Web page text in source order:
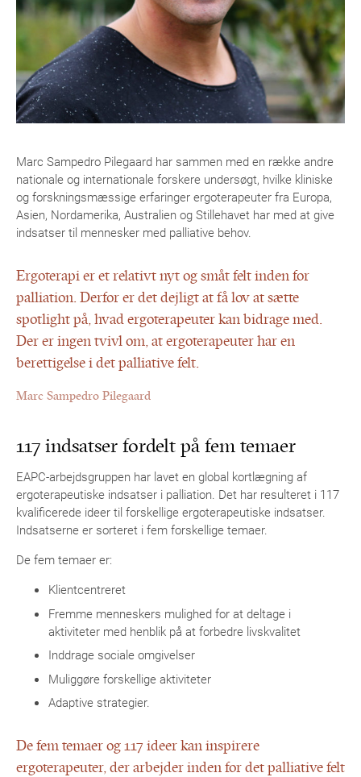
Marc Sampedro Pilegaard har sammen med en række andre
nationale og internationale forskere undersøgt, hvilke kliniske
og forskningsmæssige erfaringer ergoterapeuter fra Europa,
Asien, Nordamerika, Australien og Stillehavet har med at give
indsatser til mennesker med palliative behov.
Ergoterapi er et relativt nyt og småt felt inden for
palliation. Derfor er det dejligt at få lov at sætte
spotlight på, hvad ergoterapeuter kan bidrage med.
Der er ingen tvivl om, at ergoterapeuter har en
berettigelse i det palliative felt.
Marc Sampedro Pilegaard
117 indsatser fordelt på fem temaer
EAPC-arbejdsgruppen har lavet en global kortlægning af
ergoterapeutiske indsatser i palliation. Det har resulteret i 117
kvalificerede ideer til forskellige ergoterapeutiske indsatser.
Indsatserne er sorteret i fem forskellige temaer.
De fem temaer er:
Klientcentreret
Fremme menneskers mulighed for at deltage i
aktiviteter med henblik på at forbedre livskvalitet
Inddrage sociale omgivelser
Muliggøre forskellige aktiviteter
Adaptive strategier.
De fem temaer og 117 ideer kan inspirere
ergoterapeuter, der arbejder inden for det palliative felt